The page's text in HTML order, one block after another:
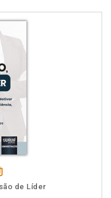
de Líder